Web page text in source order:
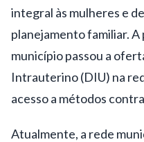
integral às mulheres e
planejamento familiar.
município passou a
Intrauterino (DIU) na
acesso a métodos
Atualmente, a rede